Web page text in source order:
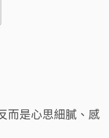
而是心思細膩、感